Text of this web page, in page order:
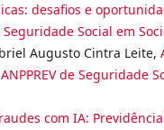
desafios e
Social em
Augusto Cintra Leite,
de Seguridade
com IA: